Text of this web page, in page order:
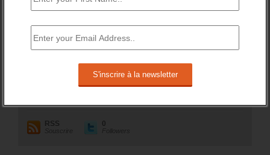
RESTEZ EN CONTACT
sur votre boite mail.
RSS
Souscrire
0
Followers